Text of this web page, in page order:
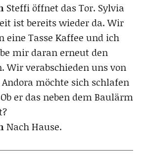
Steffi öffnet das Tor. Sylvia
ist bereits wieder da. Wir
eine Tasse Kaffee und ich
mir daran erneut den
Wir verabschieden uns von
möchte sich schlafen
er das neben dem Baulärm
Nach Hause.